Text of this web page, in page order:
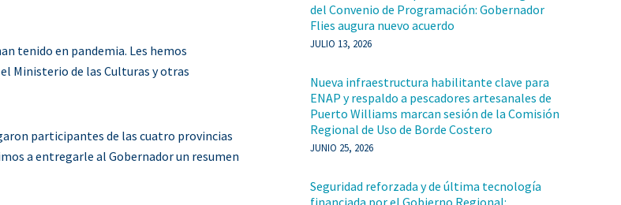
tenido en pandemia. Les hemos
Ministerio de las Culturas y otras
participantes de las cuatro provincias
a entregarle al Gobernador un resumen
del Convenio de Programación: Gobernador
Flies augura nuevo acuerdo
JULIO 13, 2026
Nueva infraestructura habilitante clave para
ENAP y respaldo a pescadores artesanales de
Puerto Williams marcan sesión de la Comisión
Regional de Uso de Borde Costero
JUNIO 25, 2026
Seguridad reforzada y de última tecnología